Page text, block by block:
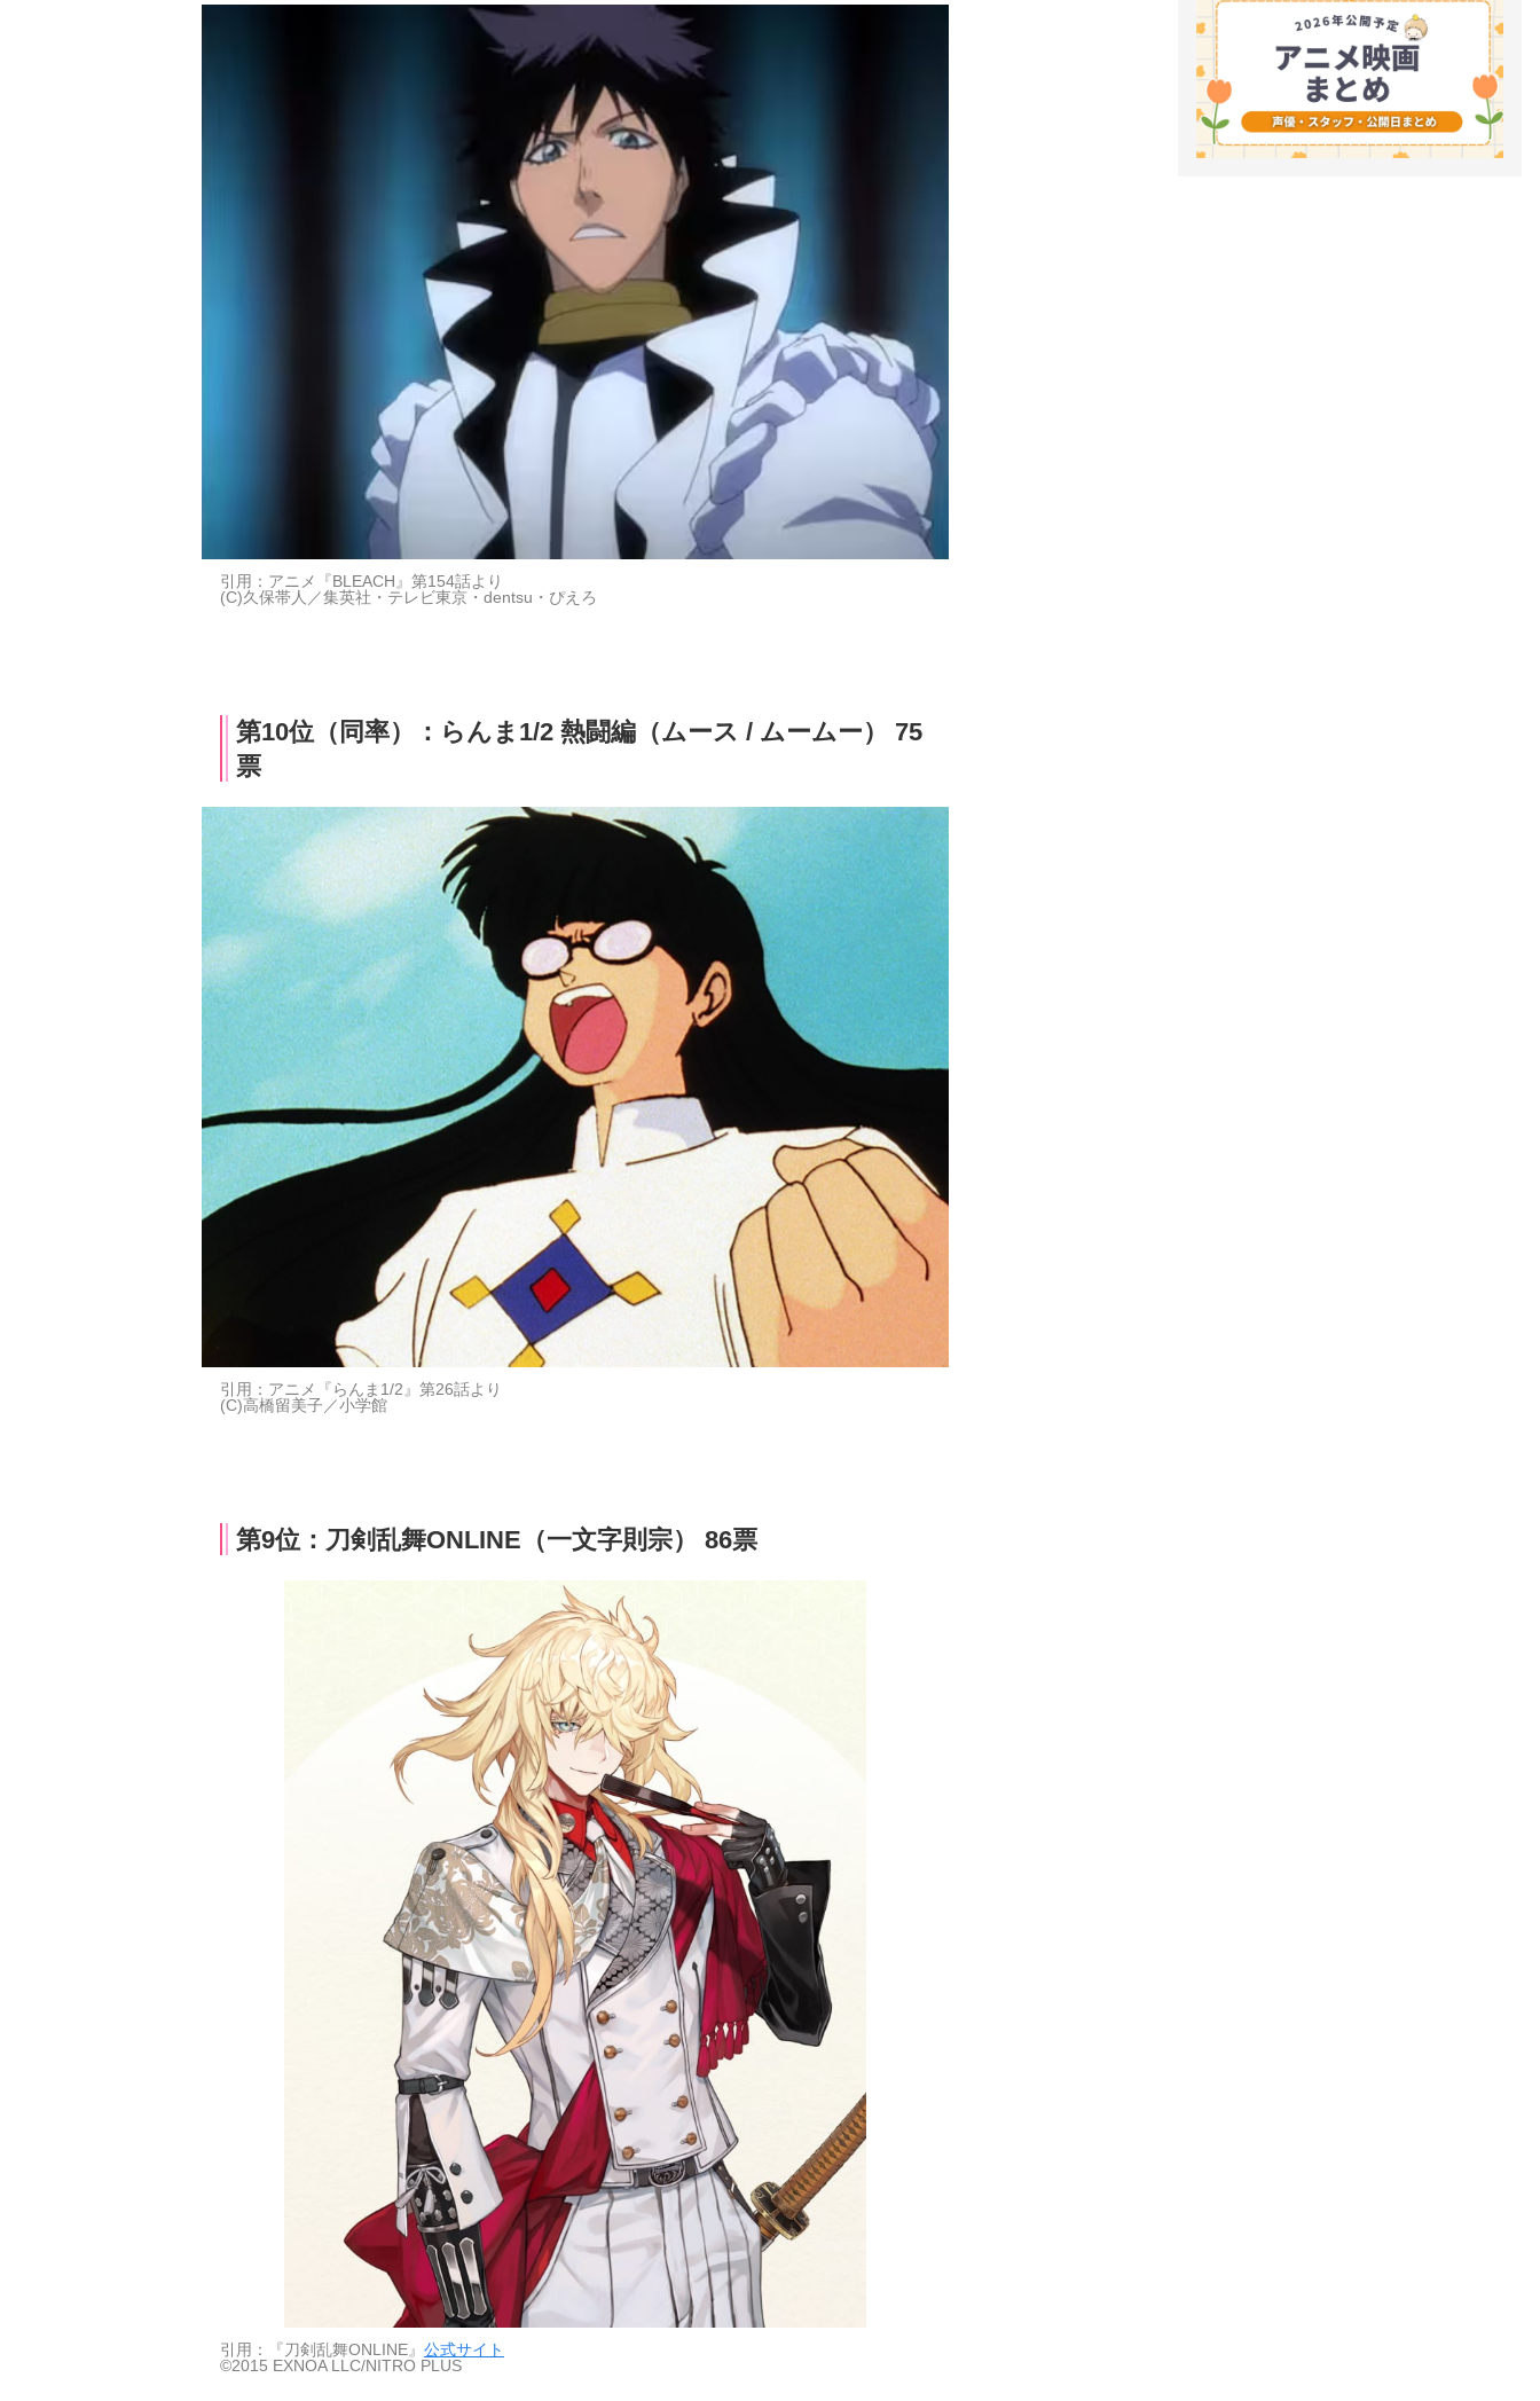
引用：アニメ『BLEACH』第154話より
(C)久保帯人／集英社・テレビ東京・dentsu・ぴえろ
第10位（同率）：らんま1/2 熱闘編（ムース / ムームー） 75
票
引用：アニメ『らんま1/2』第26話より
(C)高橋留美子／小学館
第9位：刀剣乱舞ONLINE（一文字則宗） 86票
引用：『刀剣乱舞ONLINE』 公式サイト
©2015 EXNOA LLC/NITRO PLUS